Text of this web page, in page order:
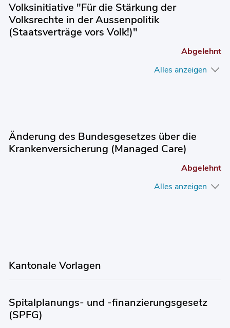
Volksinitiative "Für die Stärkung der
Volksrechte in der Aussenpolitik
(Staatsverträge vors Volk!)"
Abgelehnt
Alles anzeigen
Änderung des Bundesgesetzes über die
Krankenversicherung (Managed Care)
Abgelehnt
Alles anzeigen
Kantonale Vorlagen
Spitalplanungs- und -finanzierungsgesetz
(SPFG)